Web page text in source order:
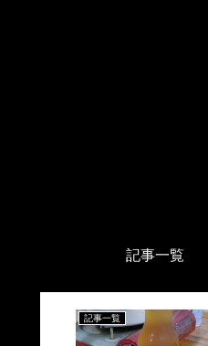
記事一覧
記事一覧